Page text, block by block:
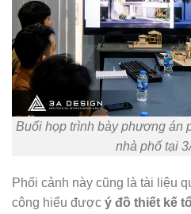
Buổi họp trình bày phương án
nhà phố tại
Phối cảnh này cũng là tài liệu
công hiểu được ý đồ thiết kế